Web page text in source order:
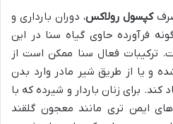
کپسول رولاکس، دوران بارداری و
فرآورده حاوی گیاه سنا در این
ترکیبات فعال سنا ممکن است از
و یا از طریق شیر مادر وارد بدن
برای زنان باردار و شیرده که با
ایمن تری مانند معجون گلقند